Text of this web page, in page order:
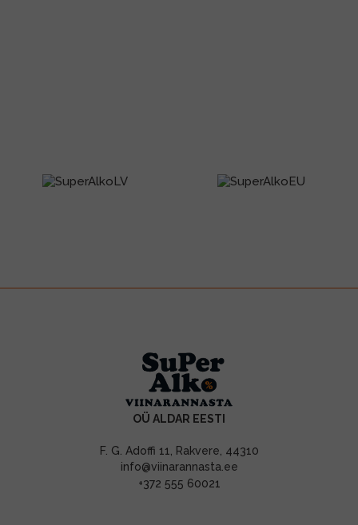
OÜ ALDAR EESTI
F. G. Adoffi 11, Rakvere, 44310
info@viinarannasta.ee
+372 555 60021